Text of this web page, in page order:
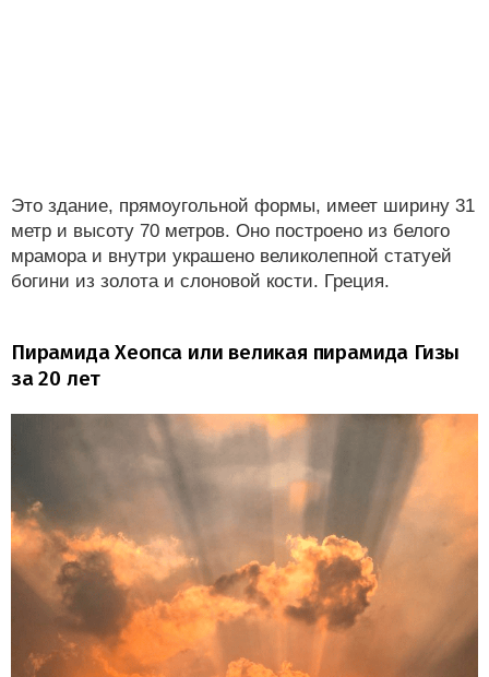
Это здание, прямоугольной формы, имеет ширину 31
метр и высоту 70 метров. Оно построено из белого
мрамора и внутри украшено великолепной статуей
богини из золота и слоновой кости. Греция.
Пирамида Хеопса или великая пирамида Гизы
за 20 лет